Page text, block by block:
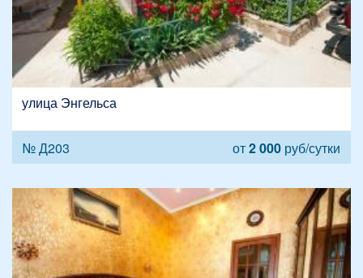
улица Энгельса
№ Д203 от2 000 руб/сутки